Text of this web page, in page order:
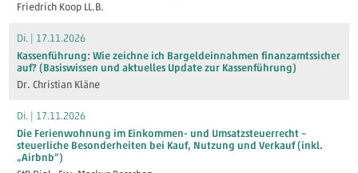
Friedrich Koop LL.B.
Di. | 17.11.2026
Kassenführung: Wie zeichne ich Bargeldeinnahmen finanzamtssicher
auf? (Basiswissen und aktuelles Update zur Kassenführung)
Dr. Christian Kläne
Di. | 17.11.2026
Die Ferienwohnung im Einkommen- und Umsatzsteuerrecht –
steuerliche Besonderheiten bei Kauf, Nutzung und Verkauf (inkl.
„Airbnb“)